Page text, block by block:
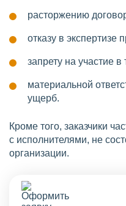
расторжению
отказу в экспертизе
запрету на участие в
материальной
ущерб.
Кроме того, заказчики
с исполнителями, не
организации.